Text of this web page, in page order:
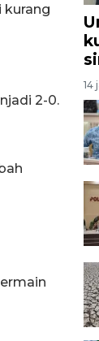
kurang
2-0.
14